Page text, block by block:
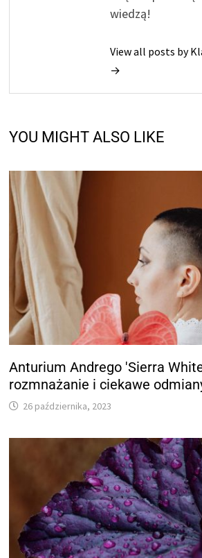
wiedzą!
View all posts by
→
YOU MIGHT ALSO LIKE
Anturium Andrego 'Sierra
rozmnażanie i ciekawe
26 października, 2023